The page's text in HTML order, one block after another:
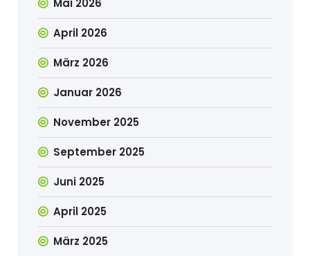
Mai 2026
April 2026
März 2026
Januar 2026
November 2025
September 2025
Juni 2025
April 2025
März 2025